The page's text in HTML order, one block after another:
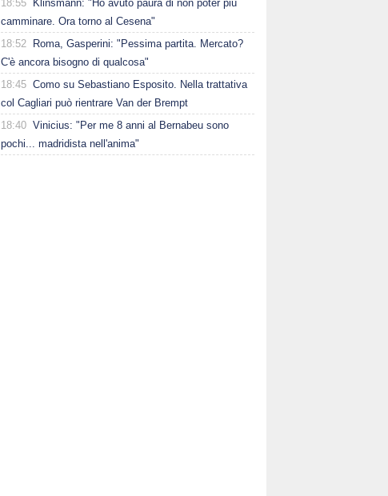
18:55
Klinsmann: "Ho avuto paura di non poter più
camminare. Ora torno al Cesena"
18:52
Roma, Gasperini: "Pessima partita. Mercato?
C'è ancora bisogno di qualcosa"
18:45 Como su Sebastiano Esposito. Nella trattativa
col Cagliari può rientrare Van der Brempt
18:40 Vinicius: "Per me 8 anni al Bernabeu sono
pochi... madridista nell'anima"